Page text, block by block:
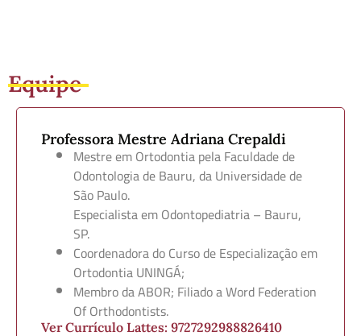
Equipe
Professora Mestre Adriana Crepaldi
Mestre em Ortodontia pela Faculdade de
Odontologia de Bauru, da Universidade de
São Paulo.
Especialista em Odontopediatria – Bauru,
SP.
Coordenadora do Curso de Especialização em
Ortodontia UNINGÁ;
Membro da ABOR; Filiado a Word Federation
Of Orthodontists.
Ver Currículo Lattes: 9727292988826410